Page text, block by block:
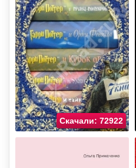
Скачали: 72922